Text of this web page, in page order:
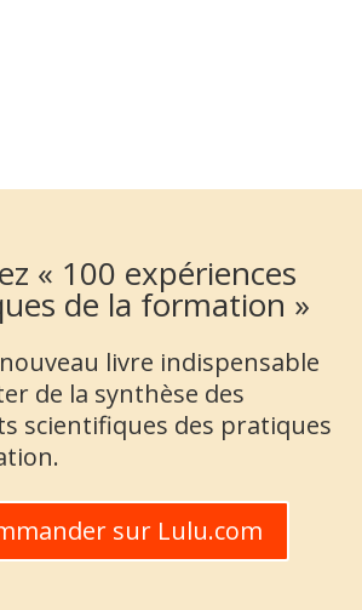
« 100 expériences
de la formation »
livre indispensable
de la synthèse des
scientifiques des pratiques
sur Lulu.com